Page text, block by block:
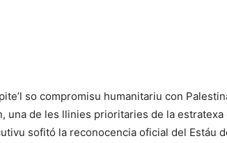
so compromisu humanitariu con
una de les llinies prioritaries de la
sofitó la reconocencia oficial del Estáu